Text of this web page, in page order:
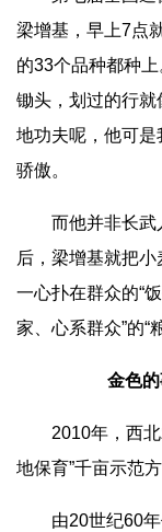
梁增基，早上7点
的33个品种都种
锄头，划过的行就
地功夫呢，他可是
骄傲。
而他并非长武
后，梁增基就把小
一心扑在群众的“
家、心系群众”的“
金色
2010年，西
地保育”千亩示范
由20世纪60